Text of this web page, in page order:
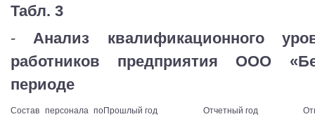
Табл. 3
- Анализ квалификационного
работников предприятия ООО
периоде
Состав персонала поПрошлый год Отчетный год